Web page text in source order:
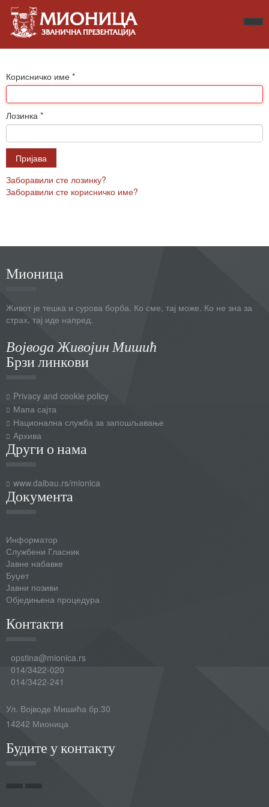
Корисничко име *
Лозинка *
Пријава
Заборавили сте лозинку?
Заборавили сте корисничко име?
Мионица
Живот је тешка и сурова борба. Ко сме, тај може. Ко не зна за
страх, тај иде напред.
Војвода Живојин Мишић
Брзи линкови
Privacy and cookie policy
Мапа сајта
Национална служба за запошљавање
Архива
Други о нама
www.daibau.rs/mionica
Документа
Информатор
Службени Гласник
Јавне набавке
Буџет
Јавни позиви
Обједињена процедура
Контакти
opstina@mionica.rs
014/3422-020
014/3422-241
Ул. Војводе Мишића бр.30
14242 Мионица
Будите у контакту